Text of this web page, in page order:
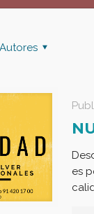
Autores
es